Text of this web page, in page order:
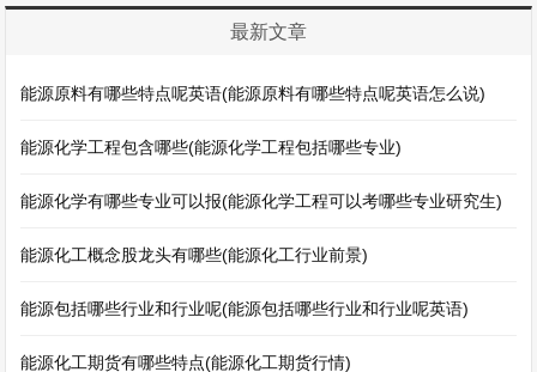
最新文章
能源原料有哪些特点呢英语(能源原料有哪些特点呢英语怎么说)
能源化学工程包含哪些(能源化学工程包括哪些专业)
能源化学有哪些专业可以报(能源化学工程可以考哪些专业研究生)
能源化工概念股龙头有哪些(能源化工行业前景)
能源包括哪些行业和行业呢(能源包括哪些行业和行业呢英语)
能源化工期货有哪些特点(能源化工期货行情)